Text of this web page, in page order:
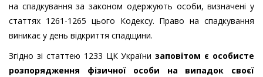
на спадкування за законом одержують особи, визначені у
статтях 1261-1265 цього Кодексу. Право на спадкування
виникає у день відкриття спадщини.
Згідно зі статтею 1233 ЦК Українизаповітом є особисте
розпорядження фізичної особи на випадок своєї